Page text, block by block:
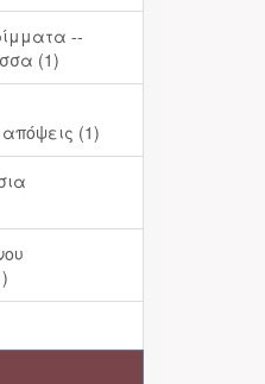
--
(1)
(1)